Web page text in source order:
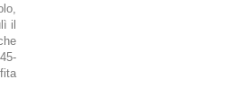
il